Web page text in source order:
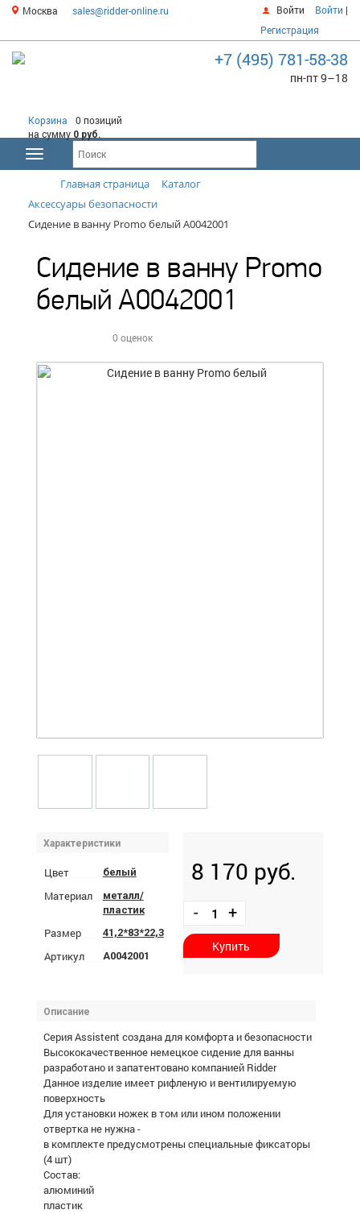
Москва sales@ridder-online.ru Войти Войти |
Регистрация
+7 (495) 781-58-38
пн-пт 9–18
Корзина
0 позиций
на сумму 0 руб.
Главная страница
Каталог
Аксессуары безопасности
Сидение в ванну Promo белый А0042001
Сидение в ванну Promo
белый А0042001
0 оценок
Характеристики
Цвет белый
Материал
металл/
пластик
Размер 41,2*83*22,3
Артикул А0042001
8 170 руб.
- +
Купить
Описание
Серия Assistent создана для комфорта и безопасности
Высококачественное немецкое сидение для ванны
разработано и запатентовано компанией Ridder
Данное изделие имеет рифленую и вентилируемую
поверхность
Для установки ножек в том или ином положении
отвертка не нужна -
в комплекте предусмотрены специальные фиксаторы
(4 шт)
Состав:
алюминий
пластик